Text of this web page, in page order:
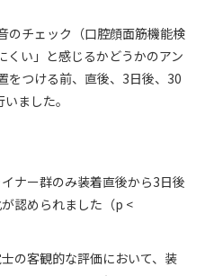
のチェック（口腔顔面筋機能検
くい」と感じるかどうかのアン
をつける前、直後、3日後、30
ました。
ナー群のみ装着直後から3日後
認められました（p <
の客観的な評価において、装